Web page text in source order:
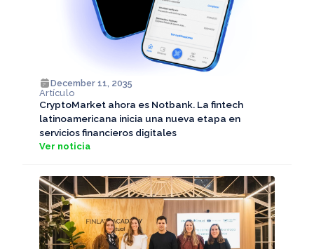
December 11, 2035
Artículo
CryptoMarket ahora es Notbank. La fintech
latinoamericana inicia una nueva etapa en
servicios financieros digitales
Ver noticia